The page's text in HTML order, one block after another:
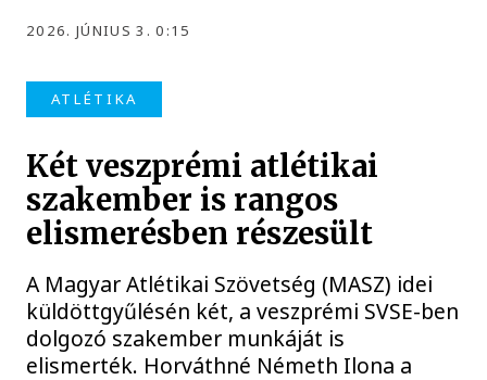
2026. JÚNIUS 3. 0:15
ATLÉTIKA
Két veszprémi atlétikai
szakember is rangos
elismerésben részesült
A Magyar Atlétikai Szövetség (MASZ) idei
küldöttgyűlésén két, a veszprémi SVSE-ben
dolgozó szakember munkáját is
elismerték. Horváthné Németh Ilona a